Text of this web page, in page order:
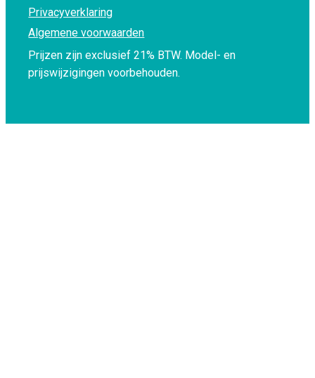
Privacyverklaring
Algemene voorwaarden
Prijzen zijn exclusief 21% BTW. Model- en
prijswijzigingen voorbehouden.